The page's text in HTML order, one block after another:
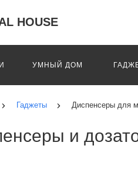
HOUSE
УМНЫЙ ДОМ
Гаджеты Диспенсеры для
и